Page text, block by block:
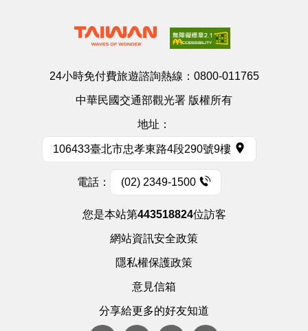
24小時免付費旅遊諮詢熱線： 0800-011765
中華民國交通部觀光署 版權所有
地址：
106433臺北市忠孝東路4段290號9樓
電話： (02) 2349-1500
您是本站第443518824位訪客
網站資訊安全政策
隱私權保護政策
意見信箱
分享給更多的好友知道